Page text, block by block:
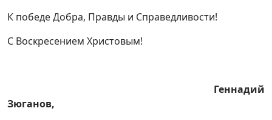
К победе Добра, Правды и Справедливости!
С Воскресением Христовым!
Геннадий
Зюганов,